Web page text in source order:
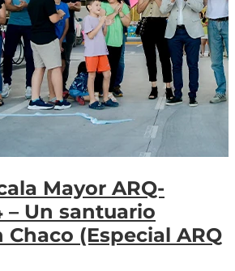
Mayor ARQ-
– Un santuario
(Especial ARQ